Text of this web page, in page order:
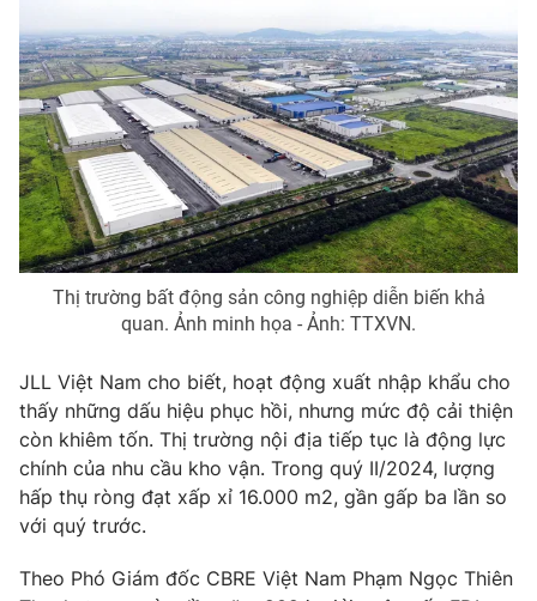
Thị trường
Tư vấn
Lịch phát sóng
Chuyên mục khác
Emagazine Podcast
Photo Infographic
Shorts video
VTV Money VTV Thể thao
VTV Sức khoẻ Bất động sản
Thị trường 24h
Thị trường bất động sản công nghiệp diễn biến khả
quan. Ảnh minh họa - Ảnh: TTXVN.
JLL Việt Nam cho biết, hoạt động xuất nhập khẩu cho
thấy những dấu hiệu phục hồi, nhưng mức độ cải thiện
còn khiêm tốn. Thị trường nội địa tiếp tục là động lực
chính của nhu cầu kho vận. Trong quý II/2024, lượng
hấp thụ ròng đạt xấp xỉ 16.000 m2, gần gấp ba lần so
với quý trước.
Theo Phó Giám đốc CBRE Việt Nam Phạm Ngọc Thiên